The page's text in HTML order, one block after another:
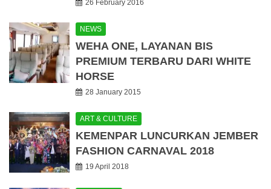
26 February 2016
NEWS
WEHA ONE, LAYANAN BIS
PREMIUM TERBARU DARI WHITE
HORSE
28 January 2015
ART & CULTURE
KEMENPAR LUNCURKAN JEMBER
FASHION CARNAVAL 2018
19 April 2018